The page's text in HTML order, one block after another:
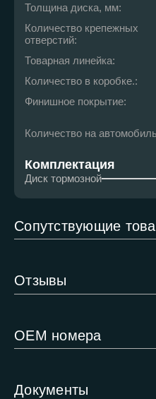
Толщина диска, мм:
Количество крепежных
отверстий:
Товарная линейка:
Количество в коробке.:
Финишное покрытие:
Количество на
Комплектация
Диск тормозной
Сопутствующие
Отзывы
ОЕМ номера
Документы